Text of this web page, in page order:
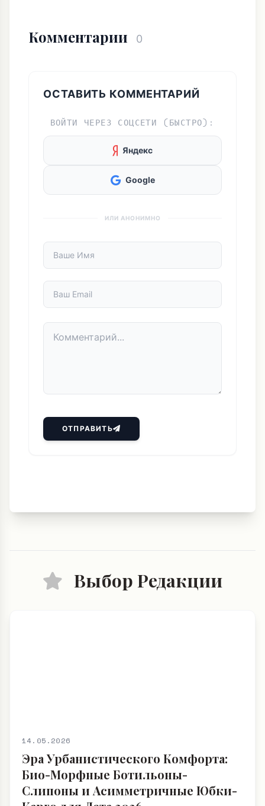
Комментарии 0
ОСТАВИТЬ КОММЕНТАРИЙ
ВОЙТИ ЧЕРЕЗ СОЦСЕТИ (БЫСТРО):
Яндекс
Google
ИЛИ АНОНИМНО
ОТПРАВИТЬ
Выбор Редакции
14.05.2026
Эра Урбанистического Комфорта:
Био-Морфные Ботильоны-
Слипоны и Асимметричные Юбки-